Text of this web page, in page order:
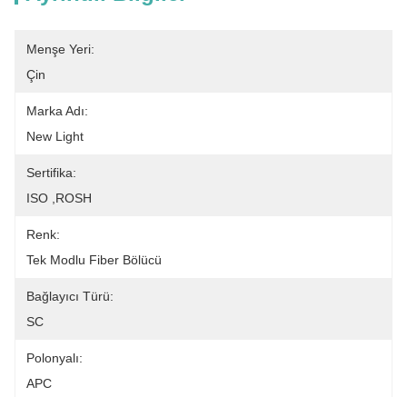
Menşe Yeri:
Çin
Marka Adı:
New Light
Sertifika:
ISO ,ROSH
Renk:
Tek Modlu Fiber Bölücü
Bağlayıcı Türü:
SC
Polonyalı:
APC